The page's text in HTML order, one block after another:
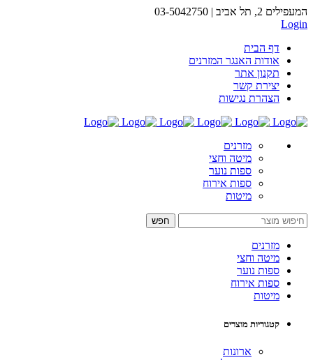
המעפילים 2, תל אביב | 03-5042750
Login
דף הבית
אודות האנגר המזרנים
תקנון אתר
יצירת קשר
הצהרת נגישות
מזרנים
מיטה וחצי
ספות נוער
ספות אירוח
מיטות
מזרנים
מיטה וחצי
ספות נוער
ספות אירוח
מיטות
קטגוריות מוצרים
ארונות